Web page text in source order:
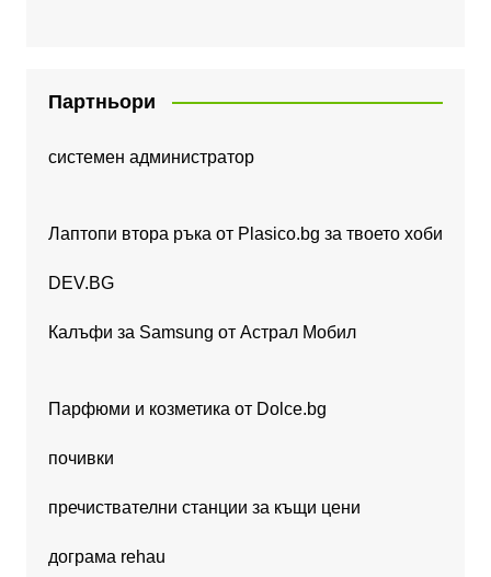
Партньори
системен администратор
Лаптопи втора ръка от Plasico.bg за твоето хоби
DEV.BG
Калъфи за Samsung от Астрал Мобил
Парфюми и козметика от Dolce.bg
почивки
пречиствателни станции за къщи цени
дограма rehau